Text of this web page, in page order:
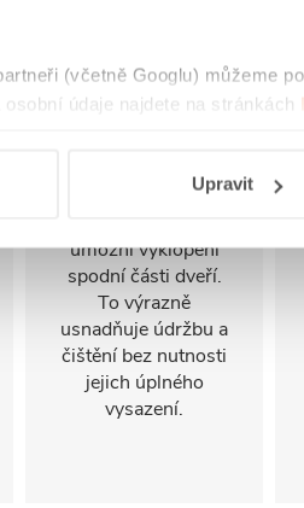
(včetně Googlu) můžeme
údaje najdete na stránkách
Upravit
ve spodním profilu
vybaveny
odklápěcím vodicím
pohyblivé části dveří,
který se po stisknutí
umožní vyklopení
spodní části dveří.
To výrazně
usnadňuje údržbu a
čištění bez nutnosti
jejich úplného
vysazení.